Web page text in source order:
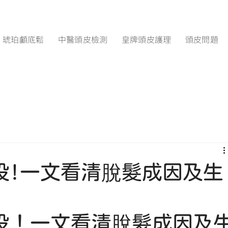
琥珀顱底鬆 中醫頭皮檢測 皇牌頭皮護理 頭皮問題
!一文看清脫髮成因及生
！一文看清脫髮成因及